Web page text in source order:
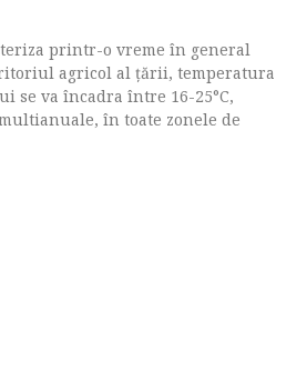
printr-o vreme în general
agricol al ţării, temperatura
se va încadra între 16-25°C,
în toate zonele de